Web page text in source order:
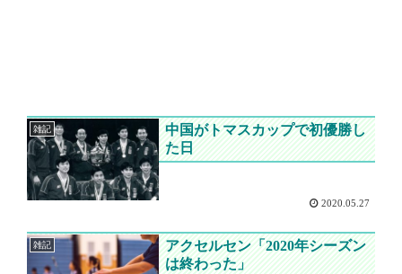
雑記
中国がトマスカップで初優勝し
た日
2020.05.27
雑記
アクセルセン「2020年シーズン
は終わった」